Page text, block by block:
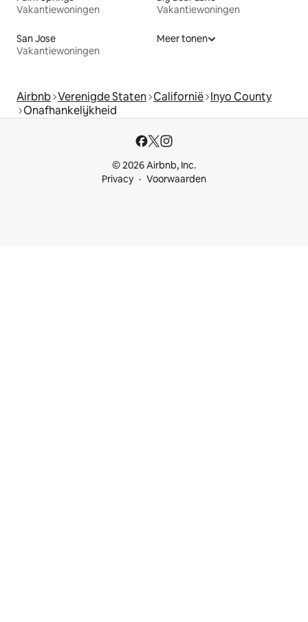
Vakantiewoningen
Vakantiewoningen
San Jose
Vakantiewoningen
Meer tonen
Airbnb Verenigde Staten Californië Inyo County
Onafhankelijkheid
© 2026 Airbnb, Inc.
Privacy
Voorwaarden